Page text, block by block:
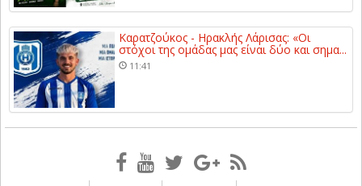
Καρατζούκος - Ηρακλής Λάρισας: «Οι
στόχοι της ομάδας μας είναι δύο και σημα...
11:41